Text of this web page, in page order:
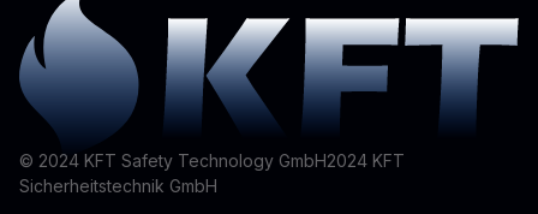
© 2024 KFT Safety Technology GmbH2024 KFT
Sicherheitstechnik GmbH